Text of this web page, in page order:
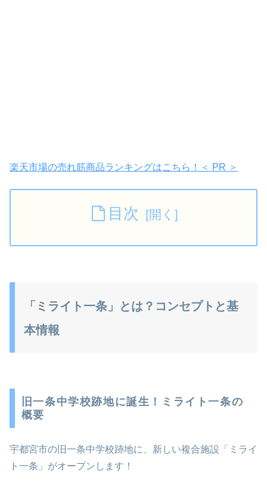
楽天市場の売れ筋商品ランキングはこちら！＜ PR ＞
目次
「ミライト一条」とは？コンセプトと基
本情報
旧一条中学校跡地に誕生！ミライト一条の
概要
宇都宮市の旧一条中学校跡地に、新しい複合施設「ミライ
ト一条」がオープンします！